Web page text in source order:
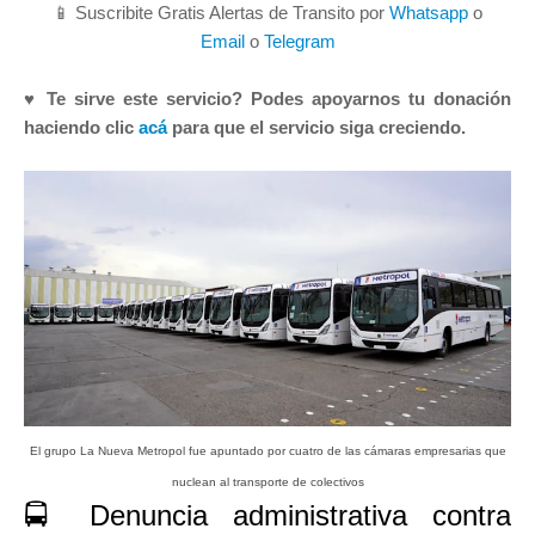
📱 Suscribite Gratis Alertas de Transito por Whatsapp o
Emailo Telegram
♥ Te sirve este servicio? Podes apoyarnos tu donación
haciendo clic acápara que el servicio siga creciendo.
El grupo La Nueva Metropol fue apuntado por cuatro de las cámaras empresarias que
nuclean al transporte de colectivos
🚍 Denuncia administrativa contra